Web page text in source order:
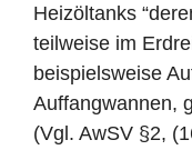
Heizöltanks
teilweise im
beispielsweise
Auffangwannen,
(Vgl. AwSV §2,